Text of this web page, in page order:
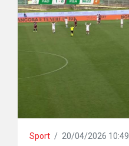
Sport / 20/04/2026 10:49